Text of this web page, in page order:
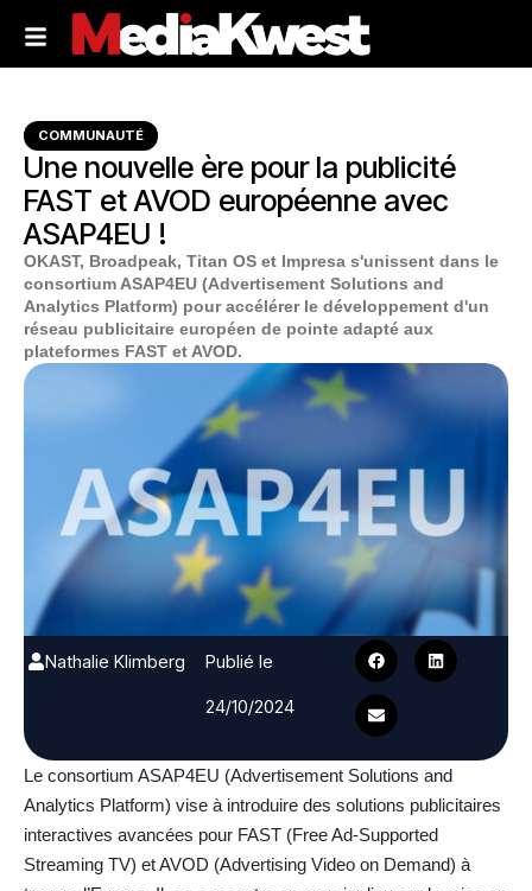
COMMUNAUTÉ
Une nouvelle ère pour la publicité
FAST et AVOD européenne avec
ASAP4EU !
OKAST, Broadpeak, Titan OS et Impresa s'unissent dans le
consortium ASAP4EU (Advertisement Solutions and
Analytics Platform) pour accélérer le développement d'un
réseau publicitaire européen de pointe adapté aux
plateformes FAST et AVOD.
Nathalie Klimberg
Publié le
24/10/2024
Le consortium ASAP4EU (Advertisement Solutions and
Analytics Platform) vise à introduire des solutions publicitaires
interactives avancées pour FAST (Free Ad-Supported
Streaming TV) et AVOD (Advertising Video on Demand) à